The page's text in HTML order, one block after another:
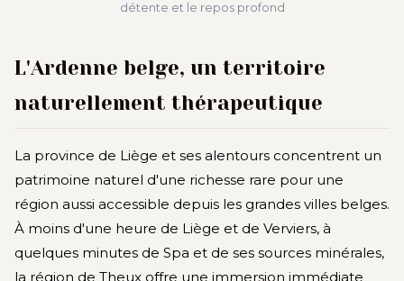
détente et le repos profond
L'Ardenne belge, un territoire
naturellement thérapeutique
La province de Liège et ses alentours concentrent un
patrimoine naturel d'une richesse rare pour une
région aussi accessible depuis les grandes villes belges.
À moins d'une heure de Liège et de Verviers, à
quelques minutes de Spa et de ses sources minérales,
la région de Theux offre une immersion immédiate